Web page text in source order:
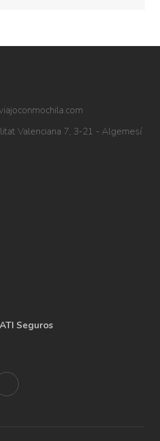
Valenciana 7, 3-21 - Algemesí
Seguros